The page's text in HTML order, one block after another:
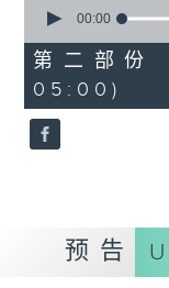
seconds
56
minutes,
9
seconds
00:00
第二部
05:00)
预告